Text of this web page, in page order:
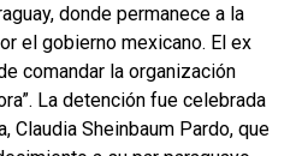
donde permanece a la
el gobierno mexicano. El ex
comandar la organización
La detención fue celebrada
Claudia Sheinbaum Pardo, que